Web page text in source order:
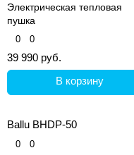
Электрическая тепловая
пушка
0 0
39 990 руб.
В корзину
Ballu BHDP-50
0 0